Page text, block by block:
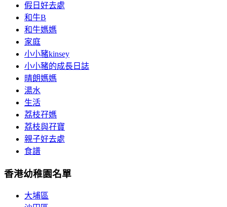
假日好去處
和牛B
和牛媽媽
家庭
小小豬kinsey
小小豬的成長日誌
晴朗媽媽
湯水
生活
荔枝孖媽
荔枝與孖寶
親子好去處
食譜
香港幼稚園名單
大埔區